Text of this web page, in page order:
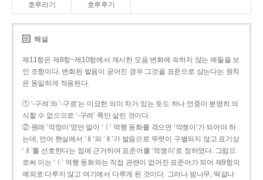
호루라기 호루루기
해설
제11항은 제8항~제10항에서 제시한 모음 변화에 속하지 않는 예들을 보
인 조항이다. 변화된 발음이 굳어진 경우 그것을 표준으로 삼는다는 원칙
은 동일하게 적용된다.
① ‘-구려’와 ‘-구료’는 미묘한 의미 차가 있는 듯도 하나 언중이 분명히 의
식할 수 없으므로 ‘-구려’ 쪽만 살린 것이다.
② 원래 ‘깍정이’였던 말이 ‘ㅣ’ 역행 동화를 겪으면 ‘깍젱이’가 되어야 하
는데, 언어 현실에서 ‘ㅐ’와 ‘ㅔ’가 발음으로 뚜렷이 구별되지 않고 표기상
‘ㅐ’를 선호한다는 점에 근거하여 표준어를 ‘깍쟁이’로 정하였다. 그럼으
로써 이는 ‘ㅣ’ 역행 동화와는 직접 관련이 없어진 표준어가 되어 제9항의
예외로 다루지 않고 여기에서 다루게 된 것이다. 그러나 밤나무, 떡갈나